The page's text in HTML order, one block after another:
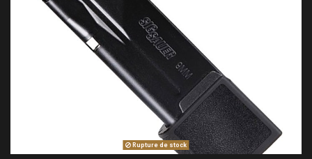
Rupture de stock